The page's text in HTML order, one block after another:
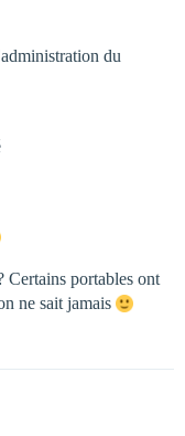
du
Certains portables ont
ne sait jamais